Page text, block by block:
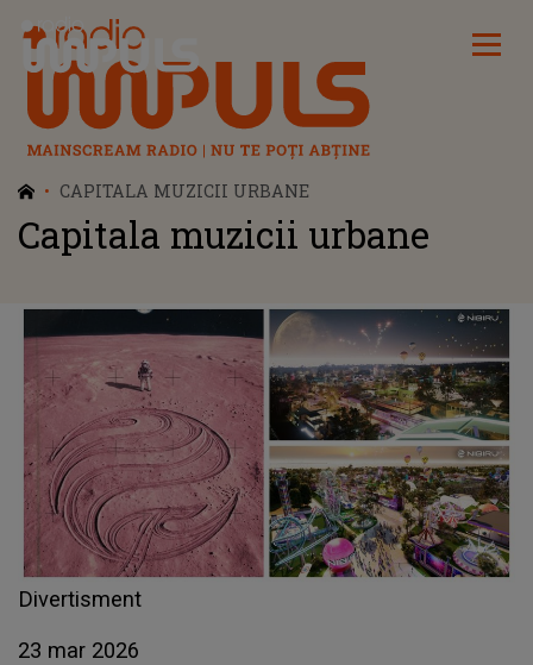
Radio Impuls
CAPITALA MUZICII URBANE
Capitala muzicii urbane
Divertisment
23 mar 2026